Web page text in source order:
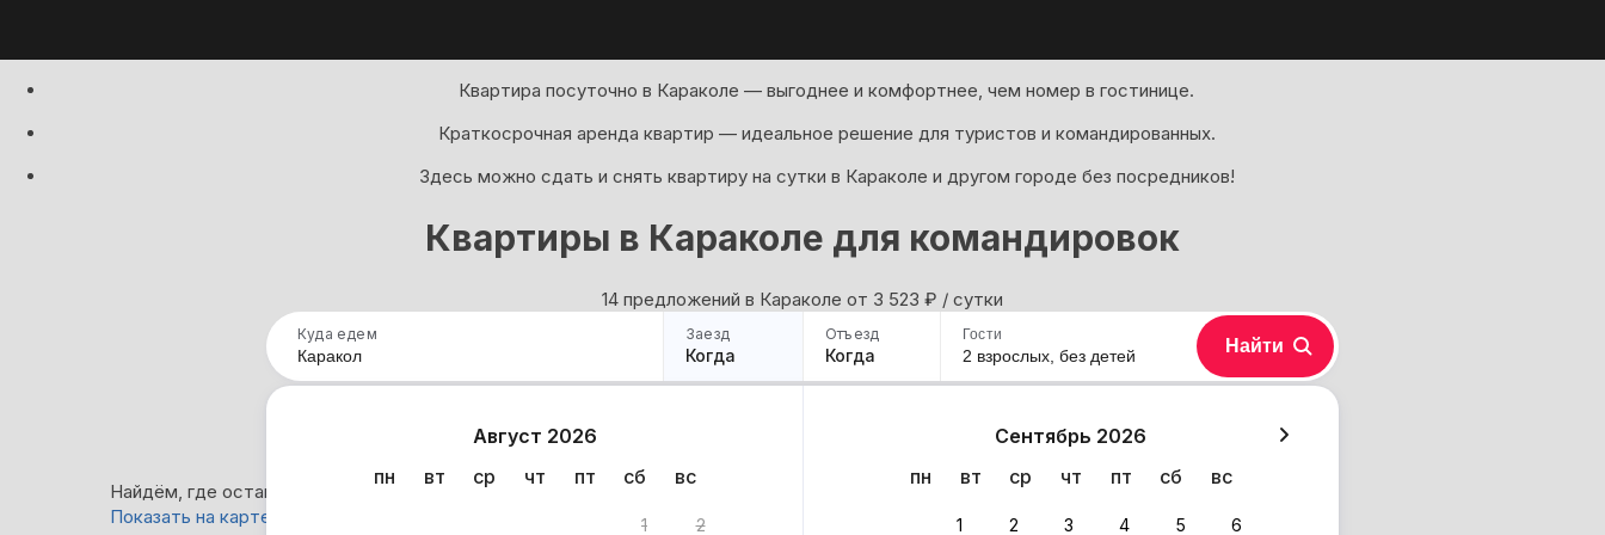
Квартира посуточно в Караколе — выгоднее и комфортнее, чем номер в гостинице.
Краткосрочная аренда квартир — идеальное решение для туристов и командированных.
Здесь можно сдать и снять квартиру на сутки в Караколе и другом городе без посредников!
Квартиры в Караколе для командировок
14 предложений в Караколе oт 3 523 ₽ / сутки
Куда едем Заезд
Когда
Отъезд
Когда
Август 2026
пн
вт ср чт пт сб вс
1 2
Сентябрь 2026
пн
вт ср чт пт сб вс
1 2 3 4 5 6
Гости
2 взрослых, без детей Найти
Найдём, где остановиться в Караколе: 14 вариантов
Показать на карте